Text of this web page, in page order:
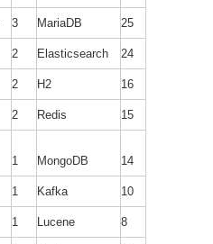
3 MariaDB 25
2 Elasticsearch 24
2 H2 16
2 Redis 15
1 MongoDB 14
1 Kafka 10
1 Lucene 8